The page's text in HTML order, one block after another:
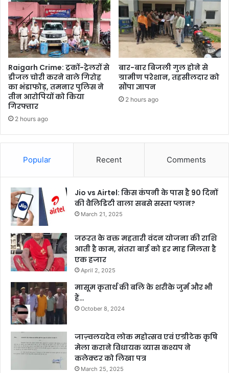
Raigarh Crime: ट्रकों-ट्रेलरों से
डीजल चोरी करने वाले गिरोह
का भंडाफोड़, तमनार पुलिस ने
तीन आरोपियों को किया
गिरफ्तार
2 hours ago
बार-बार बिजली गुल होने से
ग्रामीण परेशान, तहसीलदार को
सौंपा ज्ञापन
2 hours ago
Popular Recent Comments
Jio vs Airtel: किस कंपनी के पास है 90 दिनों
की वैलिडिटी वाला सबसे सस्ता प्लान?
March 21, 2025
जरूरत के वक्त महतारी वंदन योजना की राशि
आती है काम, संतरा बाई को हर माह मिलता है
एक हजार
April 2, 2025
मासूम कृतार्थ की बलि के शरीके जुर्म और भी
हैं…
October 8, 2024
जाज़्वलयदेव लोक महोत्सव एवं एग्रीटेक कृषि
मेला कराने विधायक व्यास कश्यप ने
कलेक्टर को लिखा पत्र
March 25, 2025